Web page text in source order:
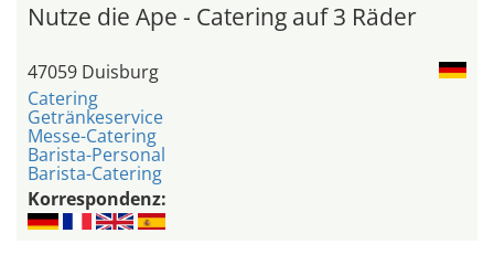
Nutze die Ape - Catering auf 3 Räder
47059 Duisburg
Catering
Getränkeservice
Messe-Catering
Barista-Personal
Barista-Catering
Korrespondenz: